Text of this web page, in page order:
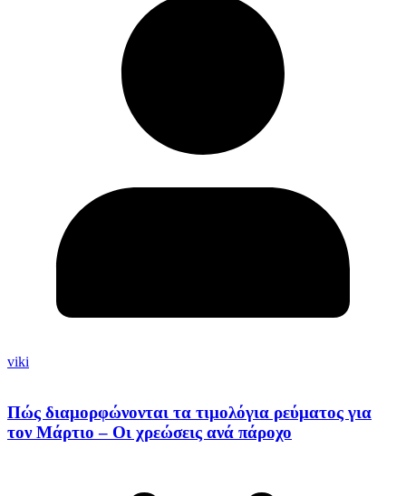
viki
Πώς διαμορφώνονται τα τιμολόγια ρεύματος για
τον Μάρτιο – Οι χρεώσεις ανά πάροχο